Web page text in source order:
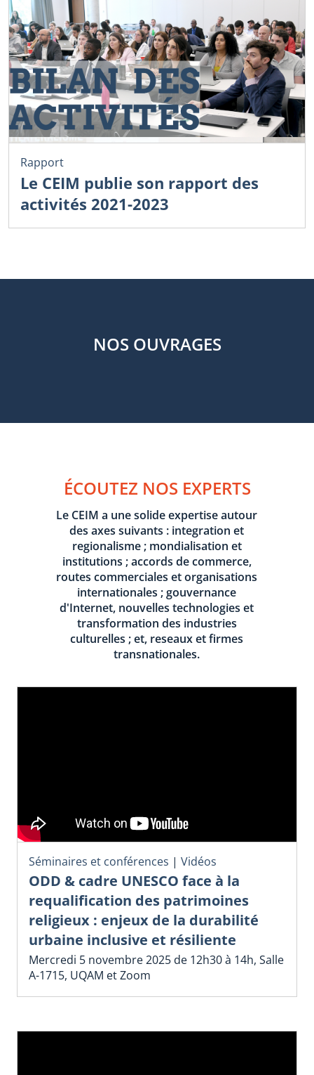
Rapport
Le CEIM publie son rapport des
activités 2021-2023
NOS OUVRAGES
ÉCOUTEZ NOS EXPERTS
Le CEIM a une solide expertise autour
des axes suivants : integration et
regionalisme ; mondialisation et
institutions ; accords de commerce,
routes commerciales et organisations
internationales ; gouvernance
d'Internet, nouvelles technologies et
transformation des industries
culturelles ; et, reseaux et firmes
transnationales.
Séminaires et conférences | Vidéos
ODD & cadre UNESCO face à la
requalification des patrimoines
religieux : enjeux de la durabilité
urbaine inclusive et résiliente
Mercredi 5 novembre 2025 de 12h30 à 14h, Salle
A-1715, UQAM et Zoom